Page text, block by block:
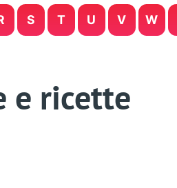
S T U V W
e ricette